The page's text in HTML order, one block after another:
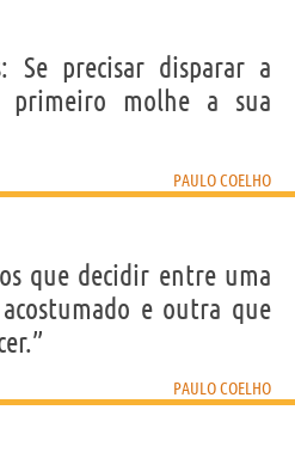
PORTUGUÊS
Se precisar disparar a
primeiro molhe a sua
PAULO COELHO
que decidir entre uma
e outra que
PAULO COELHO